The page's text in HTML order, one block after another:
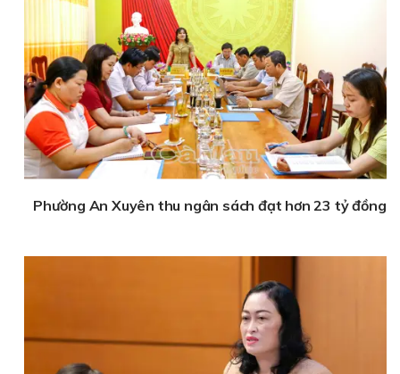
Phường An Xuyên thu ngân sách đạt hơn 23 tỷ đồng